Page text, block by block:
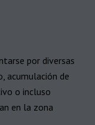
por diversas
acumulación de
o incluso
en la zona